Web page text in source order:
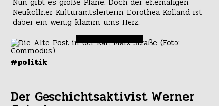
Neuköllner Kulturamtsleiterin Dorothea Kolland ist
dabei ein wenig klamm ums Herz.
#politik
Der Geschichtsaktivist Werner